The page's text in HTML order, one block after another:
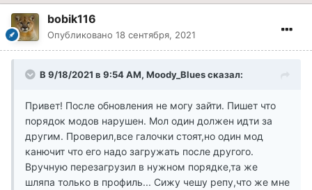
bobik116
Опубликовано 18 сентября, 2021
В 9/18/2021 в 9:54 AM, Moody_Blues сказал:
Привет! После обновления не могу зайти. Пишет что
порядок модов нарушен. Мол один должен идти за
другим. Проверил,все галочки стоят,но один мод
канючит что его надо загружать после другого.
Вручную перезагрузил в нужном порядке,та же
шляпа только в профиль... Сижу чешу репу,что же мне